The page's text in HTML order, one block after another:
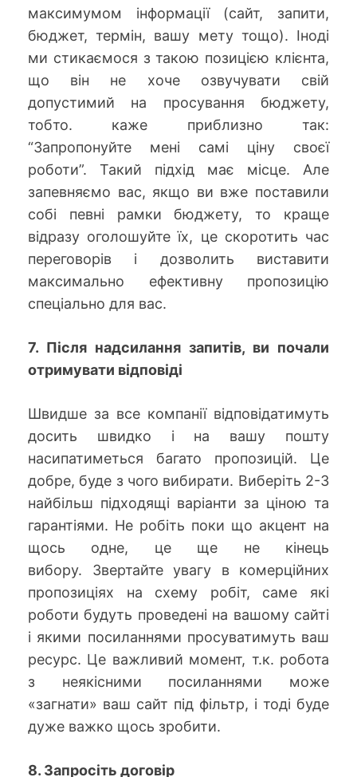
максимумом інформації (сайт, запити,
бюджет, термін, вашу мету тощо). Іноді
ми стикаємося з такою позицією клієнта,
що він не хоче озвучувати свій
допустимий на просування бюджету,
тобто. каже приблизно так:
“Запропонуйте мені самі ціну своєї
роботи”. Такий підхід має місце. Але
запевняємо вас, якщо ви вже поставили
собі певні рамки бюджету, то краще
відразу оголошуйте їх, це скоротить час
переговорів і дозволить виставити
максимально ефективну пропозицію
спеціально для вас.
7. Після надсилання запитів, ви почали
отримувати відповіді
Швидше за все компанії відповідатимуть
досить швидко і на вашу пошту
насипатиметься багато пропозицій. Це
добре, буде з чого вибирати. Виберіть 2-3
найбільш підходящі варіанти за ціною та
гарантіями. Не робіть поки що акцент на
щось одне, це ще не кінець
вибору. Звертайте увагу в комерційних
пропозиціях на схему робіт, саме які
роботи будуть проведені на вашому сайті
і якими посиланнями просуватимуть ваш
ресурс. Це важливий момент, т.к. робота
з неякісними посиланнями може
«загнати» ваш сайт під фільтр, і тоді буде
дуже важко щось зробити.
8. Запросіть договір